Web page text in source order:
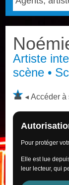
Artiste
scène •
Accéder à
Pour protéger
Elle est lue
leur lecteur, qui